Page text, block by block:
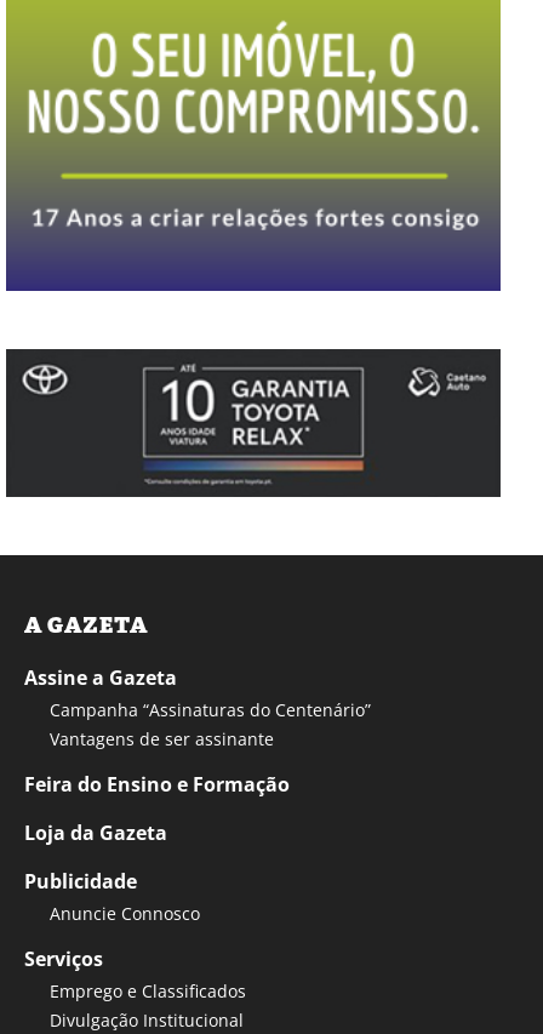
A GAZETA
Assine a Gazeta
Campanha “Assinaturas do Centenário”
Vantagens de ser assinante
Feira do Ensino e Formação
Loja da Gazeta
Publicidade
Anuncie Connosco
Serviços
Emprego e Classificados
Divulgação Institucional